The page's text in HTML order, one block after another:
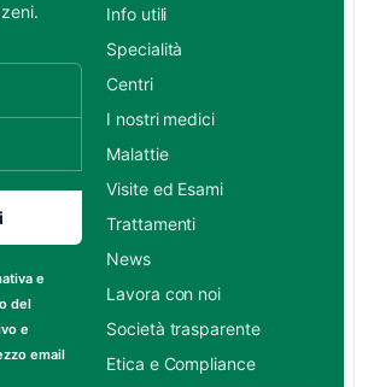
e
del
e
email
Info utili
Specialità
Centri
I nostri medici
Malattie
Visite ed Esami
Trattamenti
News
Lavora con noi
Società trasparente
Etica e Compliance